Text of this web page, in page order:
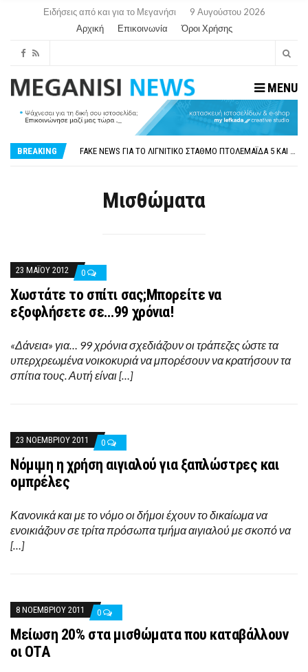
Ειδήσεις από και για το Μεγανήσι
9 Αυγούστου 2026
Αρχική
Επικοινωνία Όροι Χρήσης
MENU
BREAKING
ΟΡΙΣΤΙΚΆ ΧΩΡΊΣ ΑΚΤΟΠΛΟΙΚΗ ΣΎΝΔΕΣΗ ΦΈΤΟΣ ΤΟ ΚΑΛΟΚΑΊΡΙ ΤΑ ΙΌΝΙΑ
Μισθώματα
23 ΜΑΪ́ΟΥ 2012 0
Xωστάτε το σπίτι σας;Μπορείτε να
εξοφλήσετε σε…99 χρόνια!
«Δάνεια» για… 99 χρόνια σχεδιάζουν οι τράπεζες ώστε τα
υπερχρεωμένα νοικοκυριά να μπορέσουν να κρατήσουν τα
σπίτια τους. Αυτή είναι […]
23 ΝΟΕΜΒΡΊΟΥ 2011 0
Νόμιμη η χρήση αιγιαλού για ξαπλώστρες και
ομπρέλες
Κανονικά και με το νόμο οι δήμοι έχουν το δικαίωμα να
ενοικιάζουν σε τρίτα πρόσωπα τμήμα αιγιαλού με σκοπό να
[…]
8 ΝΟΕΜΒΡΊΟΥ 2011 0
Μείωση 20% στα μισθώματα που καταβάλλουν
οι ΟΤΑ